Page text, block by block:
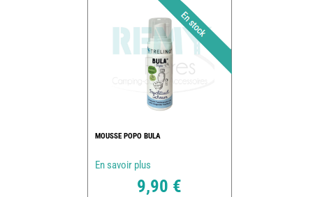
MOUSSE POPO BULA
En savoir plus
9,90 €